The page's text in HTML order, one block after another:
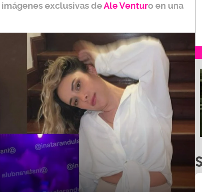
exclusivas deAle Venturoen una
FM